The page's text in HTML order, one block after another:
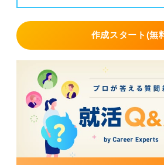
作成スタート(無